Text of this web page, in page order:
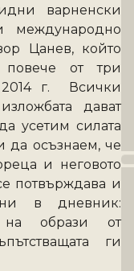
варненски
международно
Цанев, който
от три
г.  Всички
дават
усетим силата
да осъзнаем, че
и неговото
потвърждава и
в дневник:
на образи от
ги